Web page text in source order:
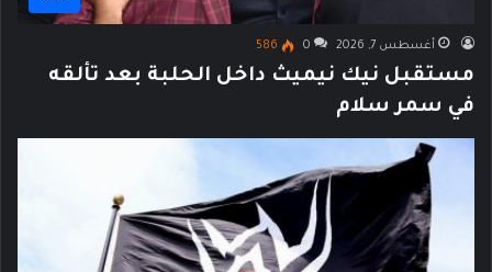
أغسطس 7, 2026 0
586
مستقبل نيك نيميث داخل الحلبة بعد تألقه
في سمر سلام